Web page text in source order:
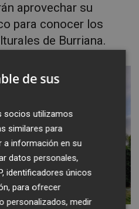
aprovechar su
para conocer los
de Burriana.
de sus
socios utilizamos
similares para
a información en su
datos personales,
identificadores únicos
para ofrecer
personalizados, medir